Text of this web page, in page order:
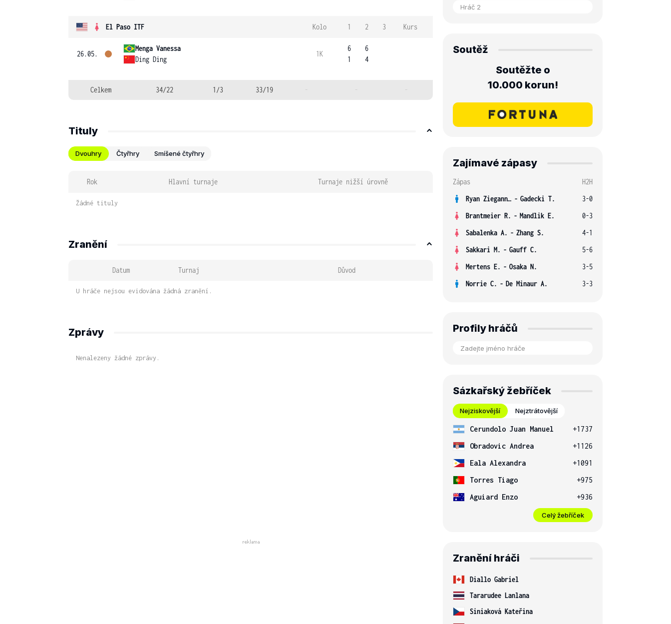
El Paso ITF Kolo 1 2 3 Kurs
26.05.
Menga Vanessa
Ding Ding
1K
6
1
6
4
Celkem 34/22 1/3 33/19 - - -
Tituly
Dvouhry Čtyřhry Smíšené čtyřhry
Rok Hlavní turnaje Turnaje nižší úrovně
Žádné tituly
Zranění
Datum Turnaj Důvod
U hráče nejsou evidována žádná zranění.
Zprávy
Nenalezeny žádné zprávy.
Soutěž
Soutěžte o
10.000 korun!
Zajímavé zápasy
Zápas
H2H
Ryan Ziegann S. - Gadecki T.
3-0
Brantmeier R. - Mandlik E.
0-3
Sabalenka A. - Zhang S.
4-1
Sakkari M. - Gauff C.
5-6
Mertens E. - Osaka N.
3-5
Norrie C. - De Minaur A. 3-3
Profily hráčů
Sázkařský žebříček
Nejziskovější Nejztrátovější
Cerundolo Juan Manuel
+1737
Obradovic Andrea
+1126
Eala Alexandra
+1091
Torres Tiago
+975
Aguiard Enzo
+936
Celý žebříček
Zranění hráči
Diallo Gabriel
Tararudee Lanlana
Siniaková Kateřina